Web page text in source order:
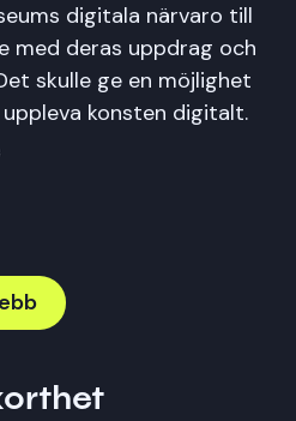
digitala närvaro till
med deras uppdrag och
skulle ge en möjlighet
konsten digitalt.